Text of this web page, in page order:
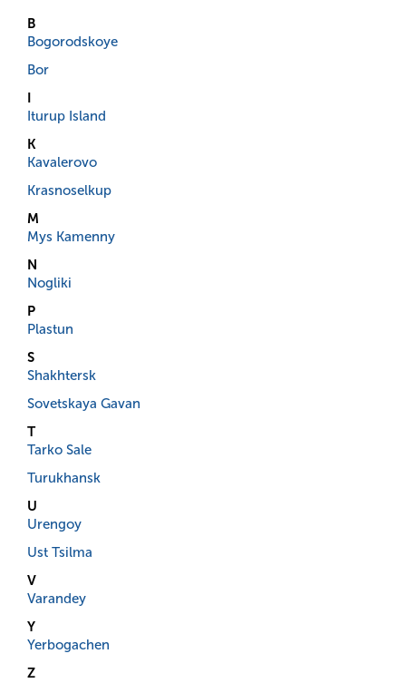
B
Bogorodskoye
Bor
I
Iturup Island
K
Kavalerovo
Krasnoselkup
M
Mys Kamenny
N
Nogliki
P
Plastun
S
Shakhtersk
Sovetskaya Gavan
T
Tarko Sale
Turukhansk
U
Urengoy
Ust Tsilma
V
Varandey
Y
Yerbogachen
Z